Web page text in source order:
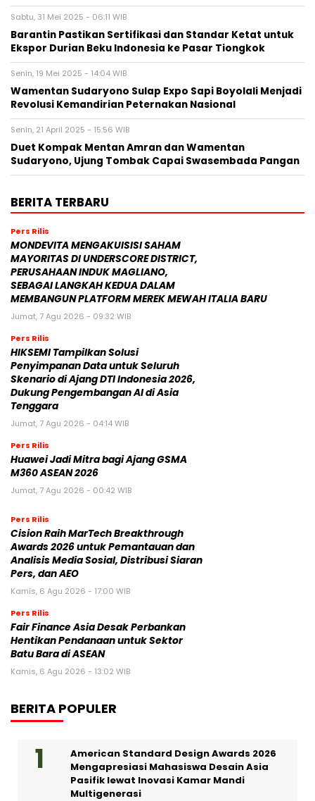
Sabtu, 31 Mei 2025 - 06:11 WIB
Barantin Pastikan Sertifikasi dan Standar Ketat untuk
Ekspor Durian Beku Indonesia ke Pasar Tiongkok
Senin, 19 Mei 2025 - 14:04 WIB
Wamentan Sudaryono Sulap Expo Sapi Boyolali Menjadi
Revolusi Kemandirian Peternakan Nasional
Senin, 21 April 2025 - 15:56 WIB
Duet Kompak Mentan Amran dan Wamentan
Sudaryono, Ujung Tombak Capai Swasembada Pangan
BERITA TERBARU
Pers Rilis
MONDEVITA MENGAKUISISI SAHAM
MAYORITAS DI UNDERSCORE DISTRICT,
PERUSAHAAN INDUK MAGLIANO,
SEBAGAI LANGKAH KEDUA DALAM
MEMBANGUN PLATFORM MEREK MEWAH ITALIA BARU
Jumat, 7 Agu 2026 - 09:32 WIB
Pers Rilis
HIKSEMI Tampilkan Solusi
Penyimpanan Data untuk Seluruh
Skenario di Ajang DTI Indonesia 2026,
Dukung Pengembangan AI di Asia
Tenggara
Jumat, 7 Agu 2026 - 04:14 WIB
Pers Rilis
Huawei Jadi Mitra bagi Ajang GSMA
M360 ASEAN 2026
Jumat, 7 Agu 2026 - 00:42 WIB
Pers Rilis
Cision Raih MarTech Breakthrough
Awards 2026 untuk Pemantauan dan
Analisis Media Sosial, Distribusi Siaran
Pers, dan AEO
Kamis, 6 Agu 2026 - 17:00 WIB
Pers Rilis
Fair Finance Asia Desak Perbankan
Hentikan Pendanaan untuk Sektor
Batu Bara di ASEAN
Kamis, 6 Agu 2026 - 13:02 WIB
BERITA POPULER
American Standard Design Awards 2026
Mengapresiasi Mahasiswa Desain Asia
Pasifik lewat Inovasi Kamar Mandi
Multigenerasi